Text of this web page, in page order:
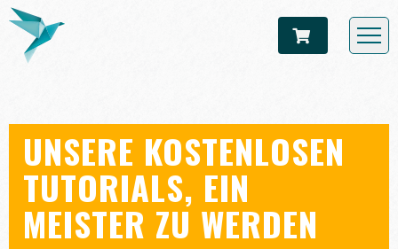
UNSERE KOSTENLOSEN
TUTORIALS, EIN
MEISTER ZU WERDEN